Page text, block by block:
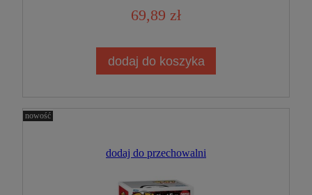
69,89 zł
dodaj do koszyka
dodaj do przechowalni
nowość